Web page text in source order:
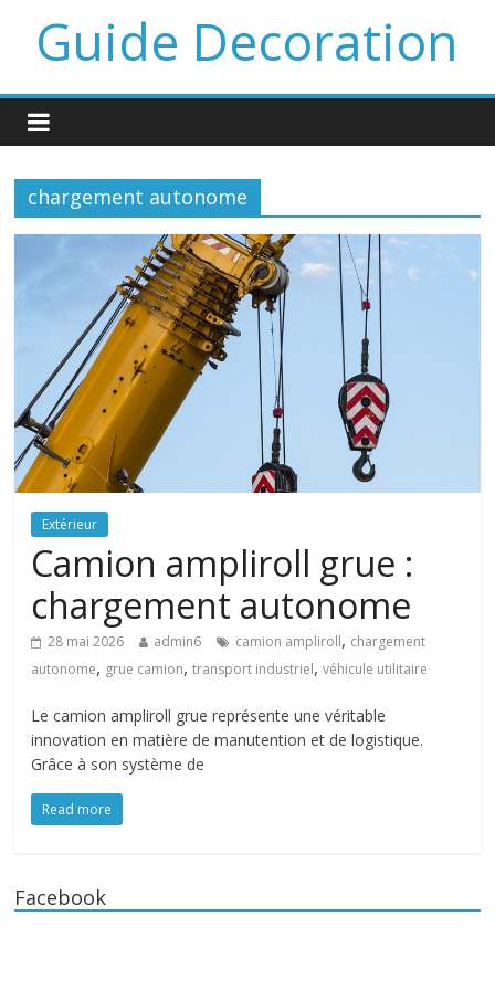
Guide Decoration
chargement autonome
Extérieur
Camion ampliroll grue :
chargement autonome
28 mai 2026 admin6 camion ampliroll, chargement
autonome, grue camion,transport industriel,véhicule utilitaire
Le camion ampliroll grue représente une véritable
innovation en matière de manutention et de logistique.
Grâce à son système de
Read more
Facebook